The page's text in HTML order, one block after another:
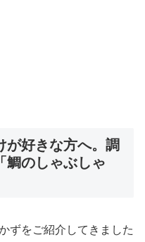
が好きな方へ。調
鯛のしゃぶしゃ
ずをご紹介してきました